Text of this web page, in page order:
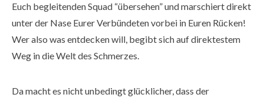
Euch begleitenden Squad “übersehen” und marschiert direkt
unter der Nase Eurer Verbündeten vorbei in Euren Rücken!
Wer also was entdecken will, begibt sich auf direktestem
Weg in die Welt des Schmerzes.
Da macht es nicht unbedingt glücklicher, dass der